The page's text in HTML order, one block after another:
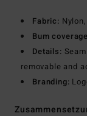
Fabric:
Bum
Details:
removable and
Branding: